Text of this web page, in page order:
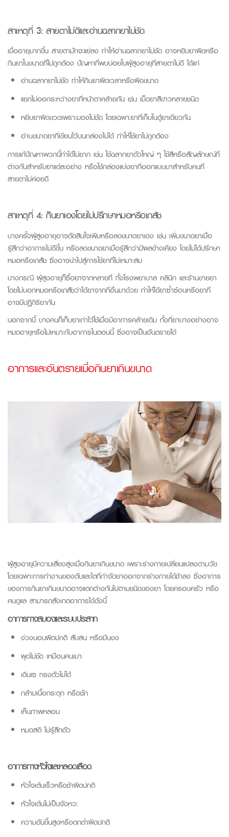
สาเหตุที่ 3: สายตาไม่ดีและอ่านฉลากยาไม่ชัด
เมื่ออายุมากขึ้น สายตามักจะแย่ลง ทำให้อ่านฉลากยาไม่ชัด อาจหยิบยาผิดหรือ
กินยาในขนาดที่ไม่ถูกต้อง ปัญหาที่พบบ่อยในผู้สูงอายุที่สายตาไม่ดี ได้แก่
อ่านฉลากยาไม่ชัด ทำให้กินยาผิดเวลาหรือผิดขนาด
แยกไม่ออกระหว่างยาที่หน้าตาคล้ายกัน เช่น เม็ดยาสีขาวหลายชนิด
หยิบยาผิดขวดเพราะมองไม่ชัด โดยเฉพาะยาที่เก็บในตู้ยาเดียวกัน
อ่านขนาดยาที่เขียนไว้บนกล่องไม่ได้ ทำให้ใช้ยาไม่ถูกต้อง
การแก้ปัญหาพวกนี้ทำได้ไม่ยาก เช่น ใช้ฉลากยาตัวใหญ่ ๆ ใช้สีหรือสัญลักษณ์ที่
ต่างกันสำหรับยาแต่ละอย่าง หรือใช้กล่องแบ่งยาที่ออกแบบมาสำหรับคนที่
สายตาไม่ค่อยดี
สาเหตุที่ 4: กินยาเองโดยไม่ปรึกษาหมอหรือเภสัช
บางครั้งผู้สูงอายุอาจตัดสินใจเพิ่มหรือลดขนาดยาเอง เช่น เพิ่มขนาดยาเมื่อ
รู้สึกว่าอาการไม่ดีขึ้น หรือลดขนาดยาเมื่อรู้สึกว่ามีผลข้างเคียง โดยไม่ได้ปรึกษา
หมอหรือเภสัช ซึ่งอาจนำไปสู่การใช้ยาที่ไม่เหมาะสม
บางกรณี ผู้สูงอายุก็ซื้อยาจากหลายที่ ทั้งโรงพยาบาล คลินิก และร้านขายยา
โดยไม่บอกหมอหรือเภสัชว่าได้ยาจากที่อื่นมาด้วย ทำให้ได้ยาซ้ำซ้อนหรือยาที่
อาจมีปฏิกิริยากัน
นอกจากนี้ บางคนก็เก็บยาเก่าไว้ใช้เมื่อมีอาการคล้ายเดิม ทั้งที่ยาบางอย่างอาจ
หมดอายุหรือไม่เหมาะกับอาการในตอนนี้ ซึ่งอาจเป็นอันตรายได้
อาการและอันตรายเมื่อกินยาเกินขนาด
ผู้สูงอายุมีความเสี่ยงสูงเมื่อกินยาเกินขนาด เพราะร่างกายเปลี่ยนแปลงตามวัย
โดยเฉพาะการทำงานของตับและไตที่กำจัดยาออกจากร่างกายได้ช้าลง ซึ่งอาการ
ของการกินยาเกินขนาดอาจแตกต่างกันไปตามชนิดของยา โดยครอบครัว หรือ
คนดูแล สามารถสังเกตอาการได้ดังนี้
อาการทางสมองและระบบประสาท
ง่วงนอนผิดปกติ สับสน หรือมึนงง
พูดไม่ชัด เหมือนคนเมา
เดินเซ ทรงตัวไม่ได้
กล้ามเนื้อกระตุก หรือชัก
เห็นภาพหลอน
หมดสติ ไม่รู้สึกตัว
อาการทางหัวใจและหลอดเลือด
หัวใจเต้นเร็วหรือช้าผิดปกติ
หัวใจเต้นไม่เป็นจังหวะ
ความดันขึ้นสูงหรือตกต่ำผิดปกติ